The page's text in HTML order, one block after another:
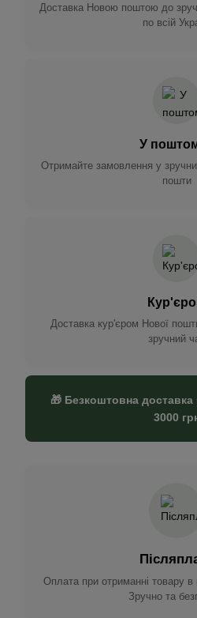
Доставка Новою поштою до
по всій
У
Отримайте замовлення у
пошти
Доставка кур'єром Нової
зручний
🎁 Безкоштовна доставка
3000
Оплата при отриманні товару в
Зручно та